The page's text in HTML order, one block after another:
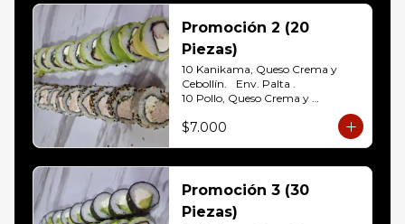
Palta Env. Cibulette
10 Pollo, queso crema y cebollin
Env. Palta
10 Hosomaki (Queso crema)
10 Hosomaki ( Palta)
Promoción 2 (20
Piezas)
10 Kanikama, Queso Crema y
Cebollín.	Env. Palta .
10 Pollo, Queso Crema y
frito
$7.000
Promoción 3 (30
Piezas)